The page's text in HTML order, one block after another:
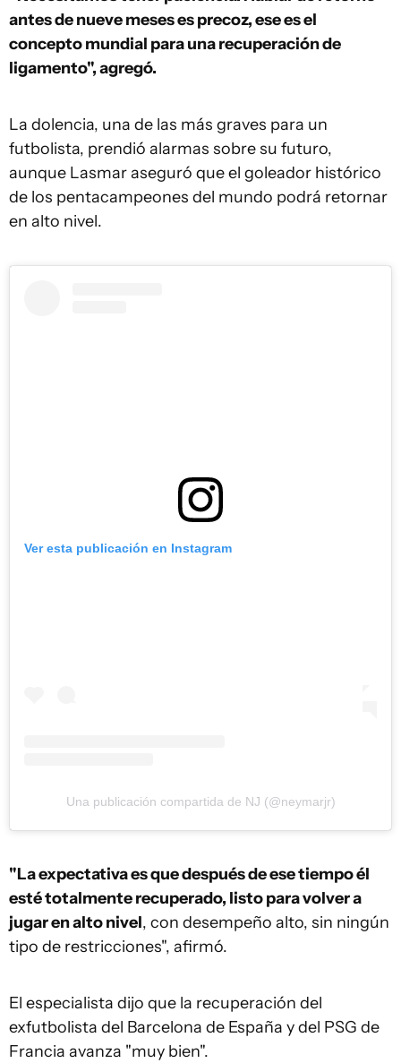
antes de nueve meses es precoz, ese es el
concepto mundial para una recuperación de
ligamento", agregó.
La dolencia, una de las más graves para un
futbolista, prendió alarmas sobre su futuro,
aunque Lasmar aseguró que el goleador histórico
de los pentacampeones del mundo podrá retornar
en alto nivel.
Ver esta publicación en Instagram
Una publicación compartida de NJ (@neymarjr)
"La expectativa es que después de ese tiempo él
esté totalmente recuperado, listo para volver a
jugar en alto nivel, con desempeño alto, sin ningún
tipo de restricciones", afirmó.
El especialista dijo que la recuperación del
exfutbolista del Barcelona de España y del PSG de
Francia avanza "muy bien".